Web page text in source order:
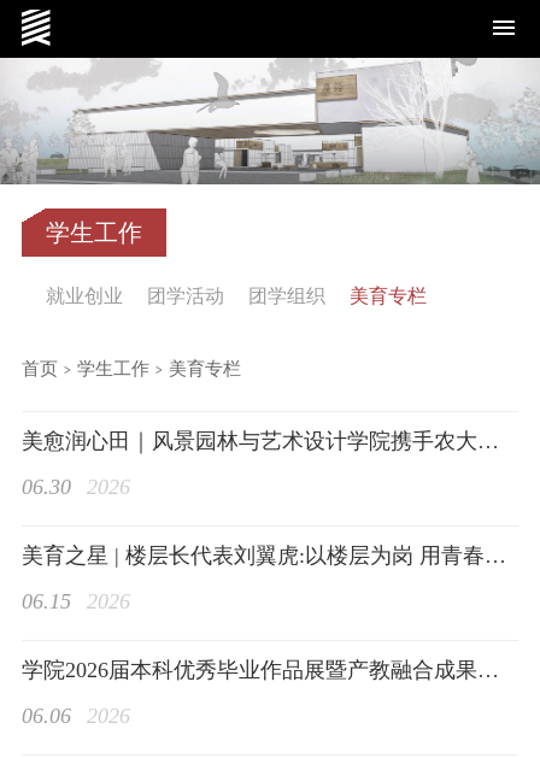
学院概况
党群工作
师资队伍
学生工作
就业创业 团学活动 团学组织 美育专栏
首页> 学生工作> 美育专栏
美愈润心田｜风景园林与艺术设计学院携手农大幼儿园开展趣味植物科普志愿活动
06.30
2026
美育之星 | 楼层长代表刘翼虎:以楼层为岗 用青春作答
06.15
2026
学院2026届本科优秀毕业作品展暨产教融合成果展开幕
06.06
2026